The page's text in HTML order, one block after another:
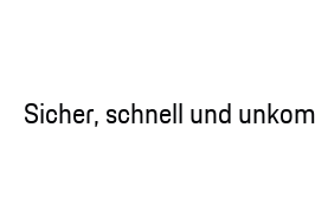
Sicher, schnell und